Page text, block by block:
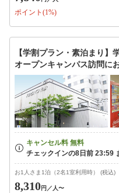
ポイント(1%)
【学割プラン・素泊まり】
オープンキャンパス訪問に
お1人さま1泊（2名1室利用時） (税込)
8,310円 ／人〜